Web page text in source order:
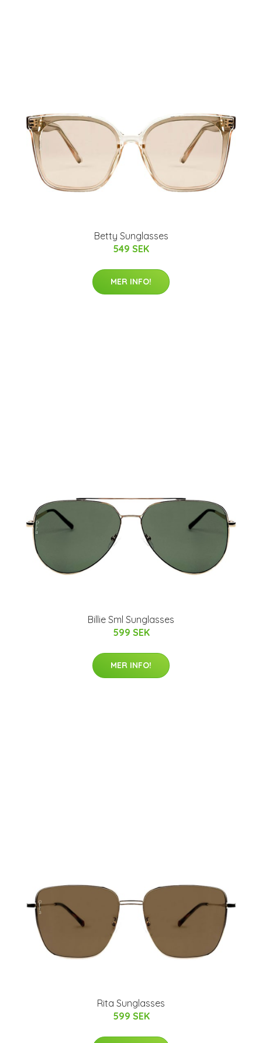
Betty Sunglasses
549 SEK
MER INFO!
Billie Sml Sunglasses
599 SEK
MER INFO!
Rita Sunglasses
599 SEK